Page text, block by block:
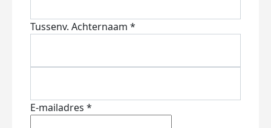
Tussenv. Achternaam *
E-mailadres *